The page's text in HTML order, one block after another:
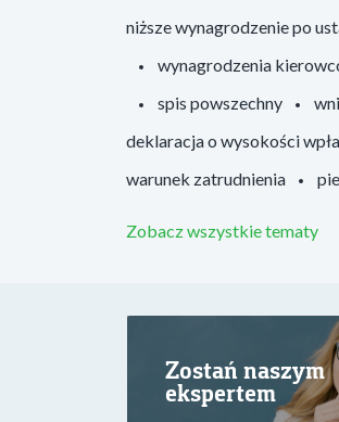
niższe wynagrodzenie po
wynagrodzenia
spis powszechny
deklaracja o wysokości
warunek zatrudnienia
Zobacz wszystkie tematy
Zostań naszym
ekspertem